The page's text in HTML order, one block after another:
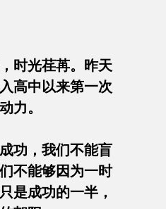
时光荏苒。昨天
高中以来第一次
长的动力。
功，我们不能盲
不能够因为一时
是成功的一半，